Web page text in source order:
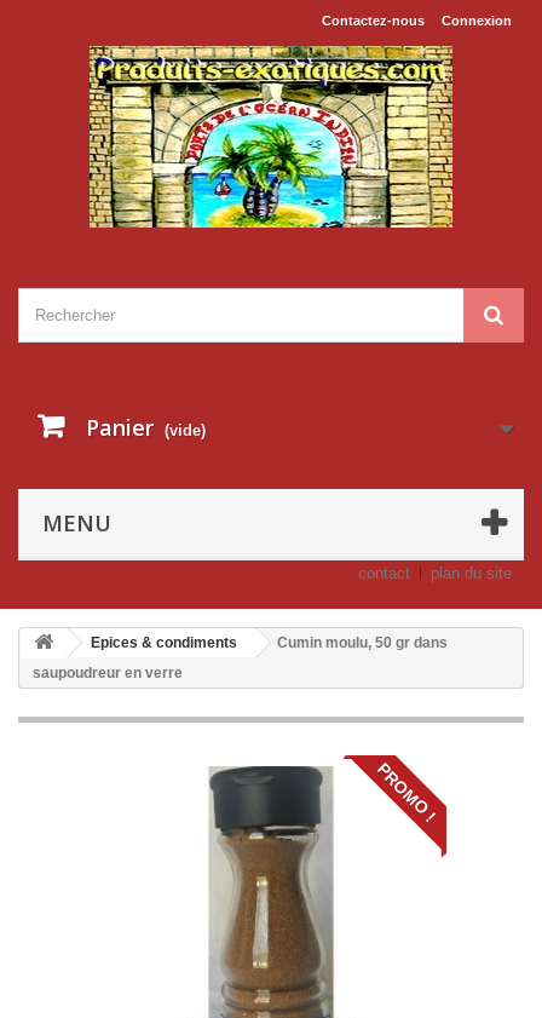
Connexion
Contactez-nous
Panier (vide)
MENU
contact plan du site
Epices & condiments
Cumin moulu, 50 gr dans
saupoudreur en verre
PROMO !